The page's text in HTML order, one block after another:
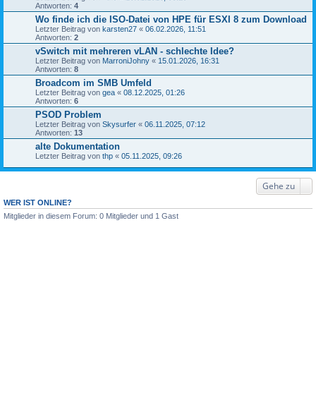
Antworten: 4
Wo finde ich die ISO-Datei von HPE für ESXI 8 zum Download
Letzter Beitrag von karsten27 « 06.02.2026, 11:51
Antworten: 2
vSwitch mit mehreren vLAN - schlechte Idee?
Letzter Beitrag von MarroniJohny « 15.01.2026, 16:31
Antworten: 8
Broadcom im SMB Umfeld
Letzter Beitrag von gea « 08.12.2025, 01:26
Antworten: 6
PSOD Problem
Letzter Beitrag von Skysurfer « 06.11.2025, 07:12
Antworten: 13
alte Dokumentation
Letzter Beitrag von thp « 05.11.2025, 09:26
Gehe zu
WER IST ONLINE?
Mitglieder in diesem Forum: 0 Mitglieder und 1 Gast